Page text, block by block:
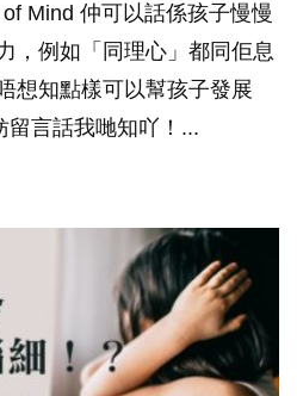
Mind 仲可以話係孩子慢慢
，例如「同理心」都同佢息
想知點樣可以幫孩子發展
留言話我哋知吖！...